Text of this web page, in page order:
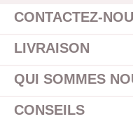
CONTACTEZ-
LIVRAISON
QUI SOMMES
CONSEILS